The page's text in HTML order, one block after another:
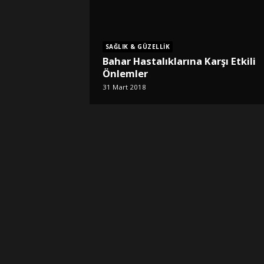
SAĞLIK & GÜZELLIK
Bahar Hastalıklarına Karşı Etkili
Önlemler
31 Mart 2018